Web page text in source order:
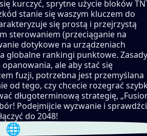
kurczyć, sprytne użycie bloków
stanie się waszym kluczem do
się prostą i przejrzystą
sterowaniem (przeciąganie na
dotykowe na urządzeniach
globalne rankingi punktowe. Zasady
ale aby stać się
fuzji, potrzebna jest przemyślana
od tego, czy chcecie rozegrać
długoterminową strategię,
Podejmijcie wyzwanie i
do 2048!
🌐